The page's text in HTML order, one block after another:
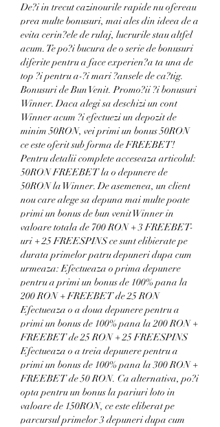
De?i in trecut cazinourile rapide nu ofereau
prea multe bonusuri, mai ales din ideea de a
evita cerin?ele de rulaj, lucrurile stau altfel
acum. Te po?i bucura de o serie de bonusuri
diferite pentru a face experien?a ta una de
top ?i pentru a-?i mari ?ansele de ca?tig.
Bonusuri de Bun Venit. Promo?ii ?i bonusuri
Winner. Daca alegi sa deschizi un cont
Winner acum ?i efectuezi un depozit de
minim 50RON, vei primi un bonus 50RON
ce este oferit sub forma de FREEBET!
Pentru detalii complete acceseaza articolul:
50RON FREEBET la o depunere de
50RON la Winner. De asemenea, un client
nou care alege sa depuna mai multe poate
primi un bonus de bun venit Winner in
valoare totala de 700 RON + 3 FREEBET-
uri + 25 FREESPINS ce sunt elibierate pe
durata primelor patru depuneri dupa cum
urmeaza: Efectueaza o prima depunere
pentru a primi un bonus de 100% pana la
200 RON + FREEBET de 25 RON
Efectueaza o a doua depunere pentru a
primi un bonus de 100% pana la 200 RON +
FREEBET de 25 RON + 25 FREESPINS
Efectueaza o a treia depunere pentru a
primi un bonus de 100% pana la 300 RON +
FREEBET de 50 RON. Ca alternativa, po?i
opta pentru un bonus la pariuri loto in
valoare de 150RON, ce este eliberat pe
parcursul primelor 3 depuneri dupa cum